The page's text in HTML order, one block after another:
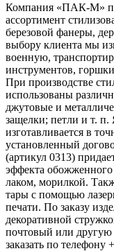
Компания «ПАК-М»
ассортимент
березовой фанеры,
выбору клиента мы
военную,
инструментов,
При производстве
использованы
джутовые и
защелки; петли и т.
изготавливается в
установленный
(артикул 0313)
эффекта обожженного
лаком, морилкой.
тары с помощью
печати. По заказу
декоративной
почтовый или
заказать по телефону